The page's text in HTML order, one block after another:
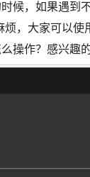
候，如果遇到
烦，大家可以
操作？感兴趣